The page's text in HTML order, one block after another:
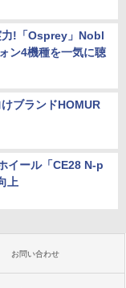
力!「Osprey」Nobl
ン4機種を一気に聴
ブランドHOMUR
イール「CE28 N-p
上
お問い合わせ